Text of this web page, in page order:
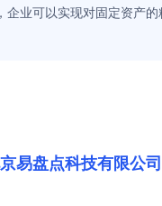
企业可以实现对固定资产
易盘点科技有限公司